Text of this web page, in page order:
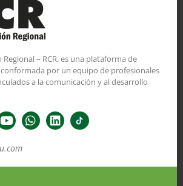
– RCR, es una plataforma de
por un equipo de profesionales
a la comunicación y al desarrollo